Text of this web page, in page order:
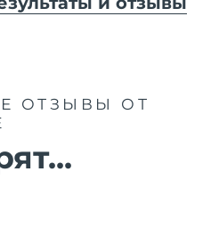
ОТЗЫВЫ
ОТ